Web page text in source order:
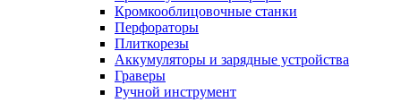
Кромкооблицовочные станки
Перфораторы
Плиткорезы
Аккумуляторы и зарядные устройства
Граверы
Ручной инструмент